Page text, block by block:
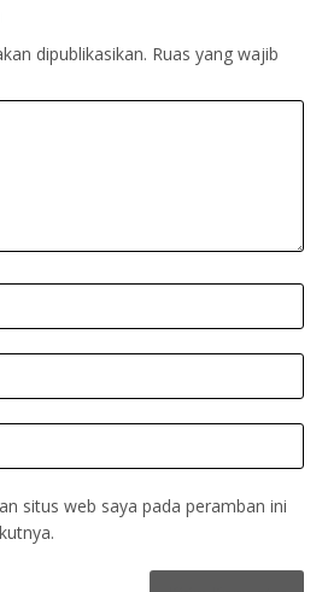
dipublikasikan. Ruas yang wajib
situs web saya pada peramban ini